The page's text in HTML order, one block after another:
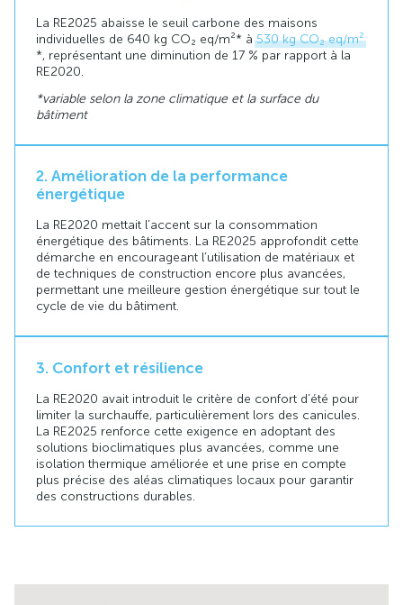
La RE2025 abaisse le seuil carbone des maisons
individuelles de 640 kg CO₂ eq/m²* à530 kg CO₂ eq/m²
*, représentant une diminution de 17 % par rapport à la
RE2020.
*variable selon la zone climatique et la surface du
bâtiment
2. Amélioration de la performance
énergétique
La RE2020 mettait l’accent sur la consommation
énergétique des bâtiments. La RE2025 approfondit cette
démarche en encourageant l’utilisation de matériaux et
de techniques de construction encore plus avancées,
permettant une meilleure gestion énergétique sur tout le
cycle de vie du bâtiment.
3. Confort et résilience
La RE2020 avait introduit le critère de confort d’été pour
limiter la surchauffe, particulièrement lors des canicules.
La RE2025 renforce cette exigence en adoptant des
solutions bioclimatiques plus avancées, comme une
isolation thermique améliorée et une prise en compte
plus précise des aléas climatiques locaux pour garantir
des constructions durables.